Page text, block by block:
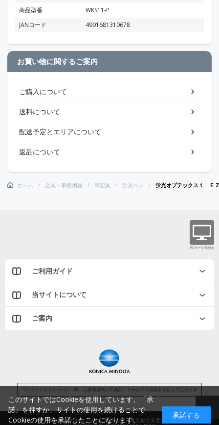
商品型番
WKS11-P
JANコード
4901681310678
お買い物に関するご案内
ご購入について
送料について
配送予定とエリアについて
返品について
ホーム 文具・事務用品 筆記具 蛍光ペン 蛍光オプテックス１ Ｅ
ご利用ガイド
当サイトについて
ご案内
コニカミノルタジャパン（株）は事業者向けの商品・サービスの情報を提供しております
コニカミノルタジャパン株式会社／東京都公安委員会
このサイトではCookieを使用しています。「承
諾」を押すか、サイトの使用を続けることで
Cookieの使用を承諾したことになります。
承諾する